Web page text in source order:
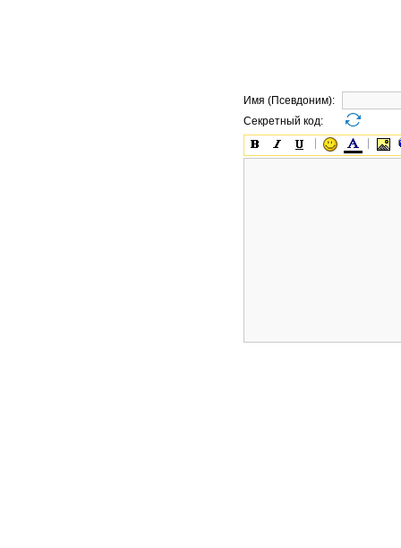
Имя (Псевдоним):
Секретный код: